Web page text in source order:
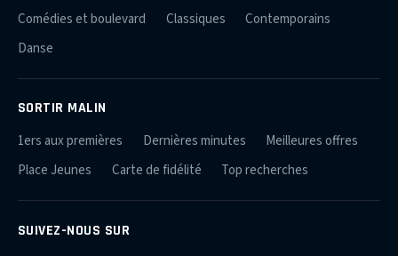
Comédies et boulevard
Classiques
Contemporains
Danse
SORTIR MALIN
1ers aux premières Dernières minutes
Meilleures offres
Place Jeunes
Carte de fidélité Top recherches
SUIVEZ-NOUS SUR